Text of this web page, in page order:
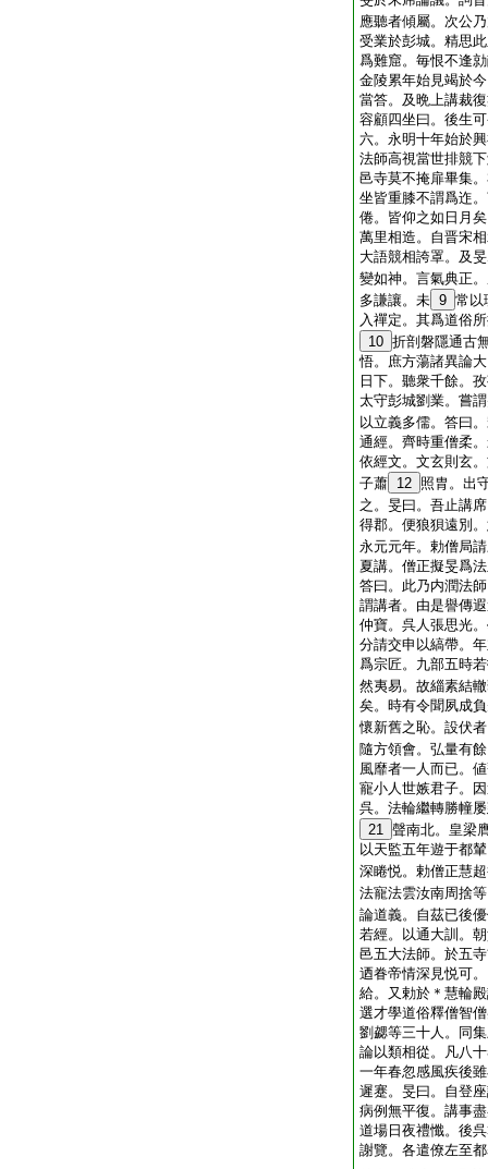
應聽者傾屬。次公
受業於彭城。精思
爲難窟。毎恨不逢
金陵累年始見竭於
當答。及晩上講裁
容顧四坐曰。後生
六。永明十年始於
法師高視當世排競
邑寺莫不掩扉畢集
坐皆重膝不謂爲迮
倦。皆仰之如日月
萬里相造。自晋宋
大語競相誇罩。及
變如神。言氣典正
多謙讓。未 9 常以
入禪定。其爲道俗
10 折剖磐隱通古
悟。庶方蕩諸異論
日下。聽衆千餘。
太守彭城劉業。嘗
以立義多儒。答曰
通經。齊時重僧柔
依經文。文玄則玄
子蕭 12 照胄。出
之。旻曰。吾止講
得郡。便狼狽遠別
永元元年。勅僧局
夏講。僧正擬旻爲
答曰。此乃内潤法
謂講者。由是譽傳
仲寶。呉人張思光
分請交申以縞帶。
爲宗匠。九部五時
然夷易。故緇素結
矣。時有令聞夙成
懷新舊之恥。設伏
隨方領會。弘量有
風靡者一人而已。
寵小人世嫉君子。
呉。法輪繼轉勝幢
21 聲南北。皇梁
以天監五年遊于都
深睠悦。勅僧正慧
法寵法雲汝南周捨
論道義。自茲已後
若經。以通大訓。
邑五大法師。於五
迺眷帝情深見悦可
給。又勅於＊慧輪
選才學道俗釋僧智
劉勰等三十人。同
論以類相從。凡八
一年春忽感風疾後
遲蹇。旻曰。自登
病例無平復。講事
道場日夜禮懺。後
謝覽。各遣僚左至